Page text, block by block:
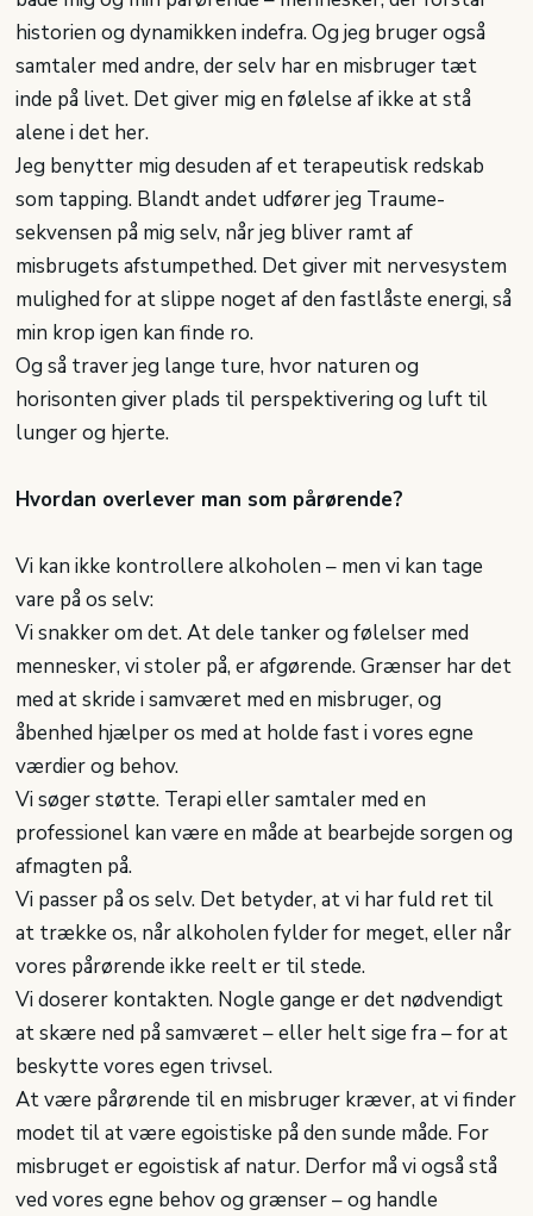
historien og dynamikken indefra. Og jeg bruger også
samtaler med andre, der selv har en misbruger tæt
inde på livet. Det giver mig en følelse af ikke at stå
alene i det her.
Jeg benytter mig desuden af et terapeutisk redskab
som tapping. Blandt andet udfører jeg Traume-
sekvensen på mig selv, når jeg bliver ramt af
misbrugets afstumpethed. Det giver mit nervesystem
mulighed for at slippe noget af den fastlåste energi, så
min krop igen kan finde ro.
Og så traver jeg lange ture, hvor naturen og
horisonten giver plads til perspektivering og luft til
lunger og hjerte.
Hvordan overlever man som pårørende?
Vi kan ikke kontrollere alkoholen – men vi kan tage
vare på os selv:
Vi snakker om det. At dele tanker og følelser med
mennesker, vi stoler på, er afgørende. Grænser har det
med at skride i samværet med en misbruger, og
åbenhed hjælper os med at holde fast i vores egne
værdier og behov.
Vi søger støtte. Terapi eller samtaler med en
professionel kan være en måde at bearbejde sorgen og
afmagten på.
Vi passer på os selv. Det betyder, at vi har fuld ret til
at trække os, når alkoholen fylder for meget, eller når
vores pårørende ikke reelt er til stede.
Vi doserer kontakten. Nogle gange er det nødvendigt
at skære ned på samværet – eller helt sige fra – for at
beskytte vores egen trivsel.
At være pårørende til en misbruger kræver, at vi finder
modet til at være egoistiske på den sunde måde. For
misbruget er egoistisk af natur. Derfor må vi også stå
ved vores egne behov og grænser – og handle